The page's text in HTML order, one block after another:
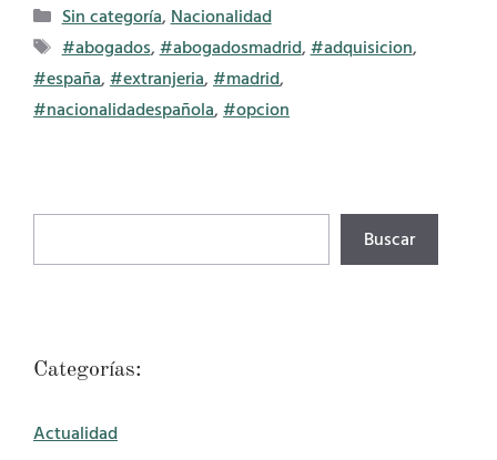
Categorías
Sin categoría, Nacionalidad
Etiquetas
#abogados, #abogadosmadrid, #adquisicion,
#españa, #extranjeria, #madrid,
#nacionalidadespañola, #opcion
Buscar
Categorías:
Actualidad